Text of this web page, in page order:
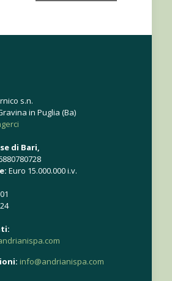
s.n.
in Puglia (Ba)
di Bari,
Euro 15.000.000 i.v.
info@andrianispa.com